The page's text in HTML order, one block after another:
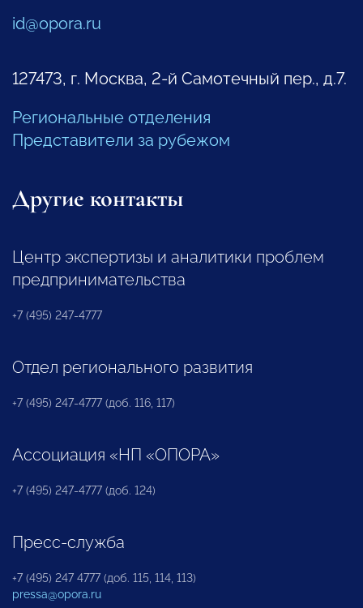
id@opora.ru
127473, г. Москва, 2-й Самотечный пер., д.7.
Региональные отделения
Представители за рубежом
Другие контакты
Центр экспертизы и аналитики проблем
предпринимательства
+7 (495) 247-4777
Отдел регионального развития
+7 (495) 247-4777 (доб. 116, 117)
Ассоциация «НП «ОПОРА»
+7 (495) 247-4777 (доб. 124)
Пресс-служба
+7 (495) 247 4777 (доб. 115, 114, 113)
pressa@opora.ru